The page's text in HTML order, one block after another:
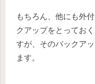
もちろん、他にも外
クアップをとってお
すが、そのバックア
ます。